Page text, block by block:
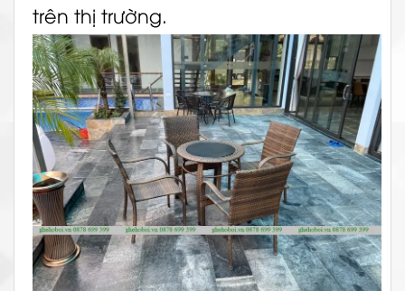
trên thị trường.